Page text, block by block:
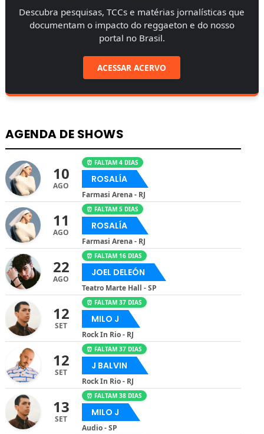
Descubra pesquisas, TCCs e matérias jornalísticas que
documentam o impacto do reggaeton e do nosso
portal no Brasil.
ACESSAR ACERVO
AGENDA DE SHOWS
10
AGO
⏰ FALTAM 4 DIAS
ROSALÍA
Farmasi Arena - RJ
11
AGO
⏰ FALTAM 5 DIAS
ROSALÍA
Farmasi Arena - RJ
22
AGO
⏰ FALTAM 16 DIAS
JOEL DELEÓN
Teatro Marte Hall - SP
12
SET
⏰ FALTAM 37 DIAS
MILO J
Rock In Rio - RJ
12
SET
⏰ FALTAM 37 DIAS
J BALVIN
Rock In Rio - RJ
13
SET
⏰ FALTAM 38 DIAS
MILO J
Audio - SP